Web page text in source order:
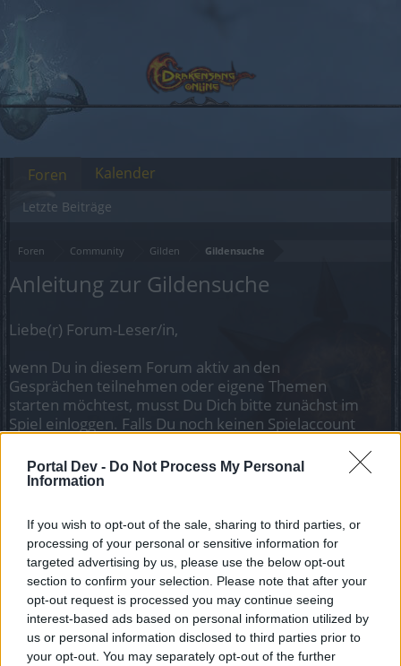
Portal Dev - Do Not Process My Personal
Information
If you wish to opt-out of the sale, sharing to third parties, or
processing of your personal or sensitive information for
targeted advertising by us, please use the below opt-out
section to confirm your selection. Please note that after your
opt-out request is processed you may continue seeing
interest-based ads based on personal information utilized by
us or personal information disclosed to third parties prior to
your opt-out. You may separately opt-out of the further
Foren Community Gilden Gildensuche
Anleitung zur Gildensuche
Liebe(r) Forum-Leser/in,
wenn Du in diesem Forum aktiv an den
Gesprächen teilnehmen oder eigene Themen
starten möchtest, musst Du Dich bitte zunächst im
Spiel einloggen. Falls Du noch keinen Spielaccount
auf Deinen nächsten Besuch in unserem Forum!
„Zum Spiel“
cosopt
Board Administrator
Team Drakensang Online
Hallo Held von Dracania,
Foren
Letzte Beiträge
Kalender